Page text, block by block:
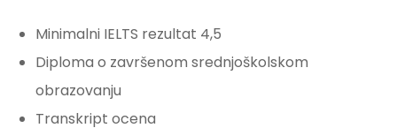
Minimalni IELTS rezultat 4,5
Diploma o završenom srednjoškolskom
obrazovanju
Transkript ocena